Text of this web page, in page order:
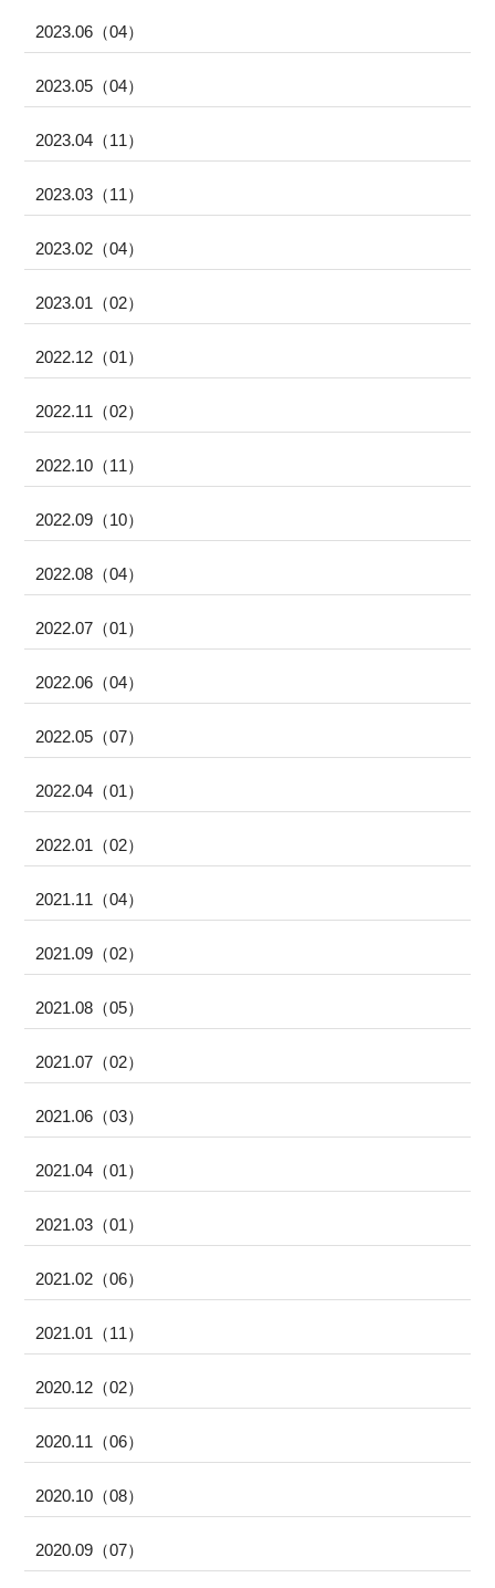
2023.06（04）
2023.05（04）
2023.04（11）
2023.03（11）
2023.02（04）
2023.01（02）
2022.12（01）
2022.11（02）
2022.10（11）
2022.09（10）
2022.08（04）
2022.07（01）
2022.06（04）
2022.05（07）
2022.04（01）
2022.01（02）
2021.11（04）
2021.09（02）
2021.08（05）
2021.07（02）
2021.06（03）
2021.04（01）
2021.03（01）
2021.02（06）
2021.01（11）
2020.12（02）
2020.11（06）
2020.10（08）
2020.09（07）